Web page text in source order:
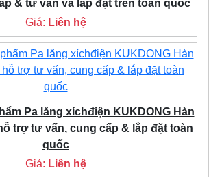
& tư vấn và lắp đặt trên toàn quốc
Giá: Liên hệ
Pa lăng xíchđiện KUKDONG Hàn
trợ tư vấn, cung cấp & lắp đặt toàn
quốc
Giá: Liên hệ